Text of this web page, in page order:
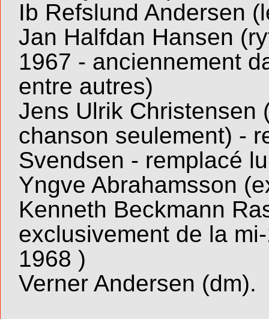
Ib Refslund Andersen
Jan Halfdan Hansen
1967 - anciennement
entre autres)
Jens Ulrik Christensen
chanson seulement) -
Svendsen - remplacé
Yngve Abrahamsson
Kenneth Beckmann
exclusivement de la
1968 )
Verner Andersen (dm).